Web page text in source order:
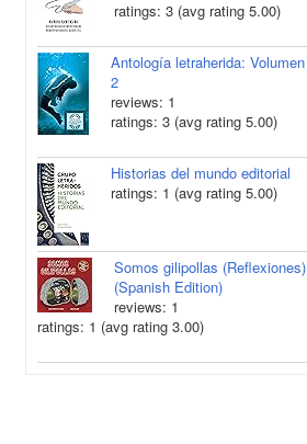
ratings: 3 (avg rating 5.00)
Antología letraherida: Volumen
2
reviews: 1
ratings: 3 (avg rating 5.00)
Historias del mundo editorial
ratings: 1 (avg rating 5.00)
Somos gilipollas (Reflexiones)
(Spanish Edition)
reviews: 1
ratings: 1 (avg rating 3.00)